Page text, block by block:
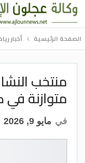
الصفحة الرئيسية أخبار
منتخب
متوازنة في
في مايو 9, 2026